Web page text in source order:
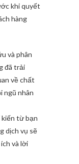
khi quyết
hàng
và phân
đã trải
về chất
ngũ nhân
kiến từ bạn
dịch vụ sẽ
và lời